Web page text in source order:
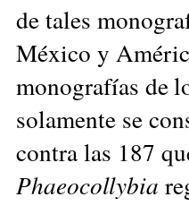
de tales
México y
monografías de
solamente se
contra las 187
Phaeocollybia